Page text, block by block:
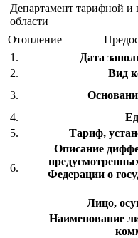
Департамент тарифной
области
Отопление
1.
Дата
2.
Вид
3.
4.
5.
Тариф,
6.
Описание
Федерации о
Лицо,
Наименование